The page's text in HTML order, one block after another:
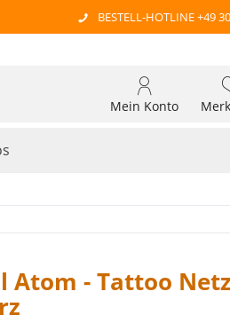
BESTELL-HOTLINE +49
Mein Konto
Atom - Tattoo